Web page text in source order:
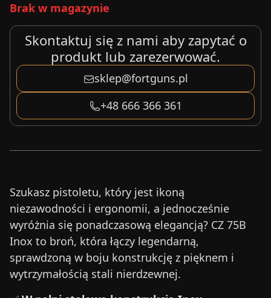
Brak w magazynie
Skontaktuj się z nami aby zapytać o
produkt lub zarezerwować.
sklep@fortguns.pl
+48 666 366 361
Szukasz pistoletu, który jest ikoną
niezawodności i ergonomii, a jednocześnie
wyróżnia się ponadczasową elegancją? CZ 75B
Inox to broń, która łączy legendarną,
sprawdzoną w boju konstrukcję z pięknem i
wytrzymałością stali nierdzewnej.